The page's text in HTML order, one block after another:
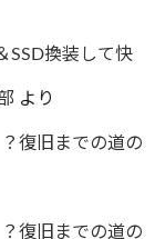
SSD換装して快
より
復旧までの道の
復旧までの道の